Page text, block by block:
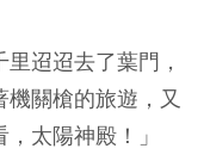
迢迢去了葉門，
關槍的旅遊，又
太陽神殿！」